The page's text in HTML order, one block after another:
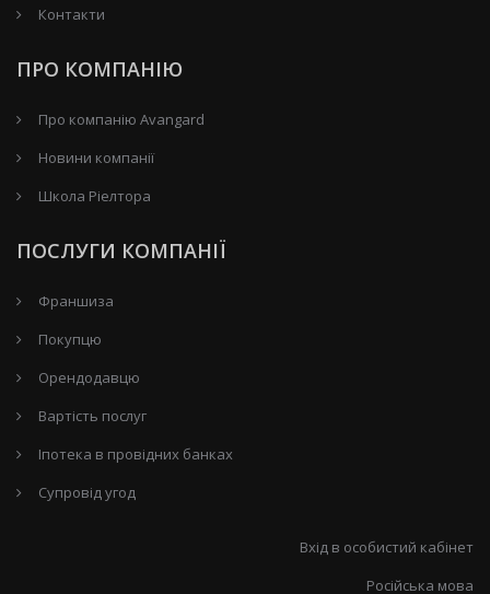
Контакти
ПРО КОМПАНІЮ
Про компанію Avangard
Новини компанії
Школа Ріелтора
ПОСЛУГИ КОМПАНІЇ
Франшиза
Покупцю
Орендодавцю
Вартість послуг
Іпотека в провідних банках
Супровід угод
Вхід в особистий кабінет
Російська мова